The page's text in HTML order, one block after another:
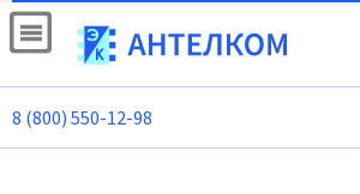
8 (800) 550-12-98